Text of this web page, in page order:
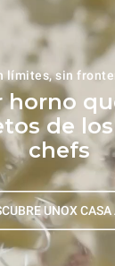
límites, sin
horno
de
chefs
UNOX CASA